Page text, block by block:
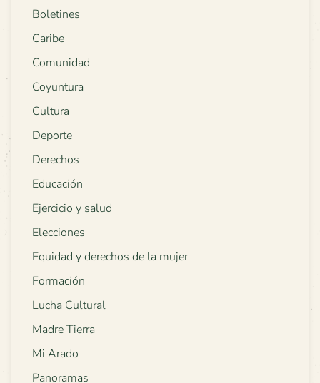
Boletines
Caribe
Comunidad
Coyuntura
Cultura
Deporte
Derechos
Educación
Ejercicio y salud
Elecciones
Equidad y derechos de la mujer
Formación
Lucha Cultural
Madre Tierra
Mi Arado
Panoramas